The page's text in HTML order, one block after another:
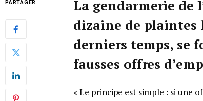
PARTAGER
La gendarmerie de
dizaine de plaintes
derniers temps, se
fausses offres
« Le principe est simple : si une